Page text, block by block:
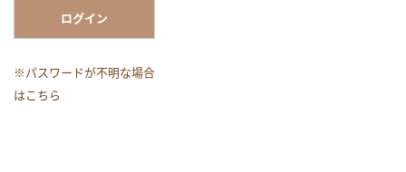
ログイン
※パスワードが不明な場合
はこちら